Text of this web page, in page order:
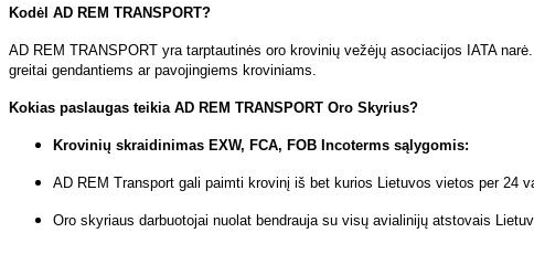
Kodėl AD REM TRANSPORT?
AD REM TRANSPORT yra tarptautinės oro krovinių vežėjų asociacijos IATA
greitai gendantiems ar pavojingiems kroviniams.
Kokias paslaugas teikia AD REM TRANSPORT Oro Skyrius?
Krovinių skraidinimas EXW, FCA, FOB Incoterms sąlygomis:
AD REM Transport gali paimti krovinį iš bet kurios Lietuvos vietos per 24
Oro skyriaus darbuotojai nuolat bendrauja su visų avialinijų atstovais